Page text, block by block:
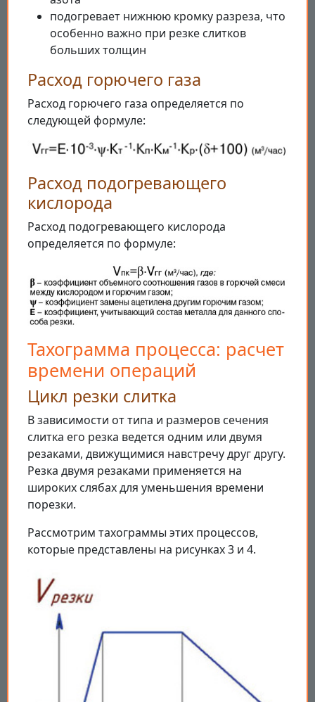
подогревает нижнюю кромку разреза, что
особенно важно при резке слитков
больших толщин
Расход горючего газа
Расход горючего газа определяется по
следующей формуле:
Расход подогревающего
кислорода
Расход подогревающего кислорода
определяется по формуле:
Тахограмма процесса: расчет
времени операций
Цикл резки слитка
В зависимости от типа и размеров сечения
слитка его резка ведется одним или двумя
резаками, движущимися навстречу друг другу.
Резка двумя резаками применяется на
широких слябах для уменьшения времени
порезки.
Рассмотрим тахограммы этих процессов,
которые представлены на рисунках 3 и 4.